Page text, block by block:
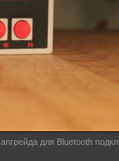
для Bluetooth